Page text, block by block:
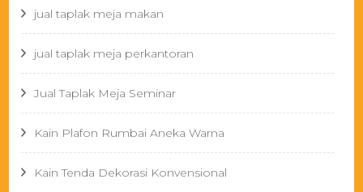
jual taplak meja makan
jual taplak meja perkantoran
Jual Taplak Meja Seminar
Kain Plafon Rumbai Aneka Warna
Kain Tenda Dekorasi Konvensional